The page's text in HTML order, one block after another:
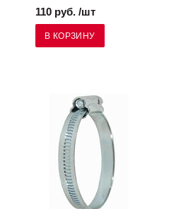
110 руб. /шт
В КОРЗИНУ